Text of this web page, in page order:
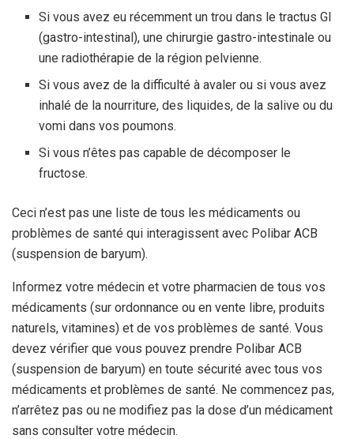
Si vous avez eu récemment un trou dans le tractus GI
(gastro-intestinal), une chirurgie gastro-intestinale ou
une radiothérapie de la région pelvienne.
Si vous avez de la difficulté à avaler ou si vous avez
inhalé de la nourriture, des liquides, de la salive ou du
vomi dans vos poumons.
Si vous n’êtes pas capable de décomposer le
fructose.
Ceci n’est pas une liste de tous les médicaments ou
problèmes de santé qui interagissent avec Polibar ACB
(suspension de baryum).
Informez votre médecin et votre pharmacien de tous vos
médicaments (sur ordonnance ou en vente libre, produits
naturels, vitamines) et de vos problèmes de santé. Vous
devez vérifier que vous pouvez prendre Polibar ACB
(suspension de baryum) en toute sécurité avec tous vos
médicaments et problèmes de santé. Ne commencez pas,
n’arrêtez pas ou ne modifiez pas la dose d’un médicament
sans consulter votre médecin.